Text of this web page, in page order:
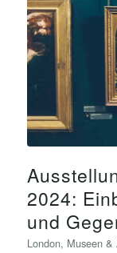
2024:
und
London, Museen &